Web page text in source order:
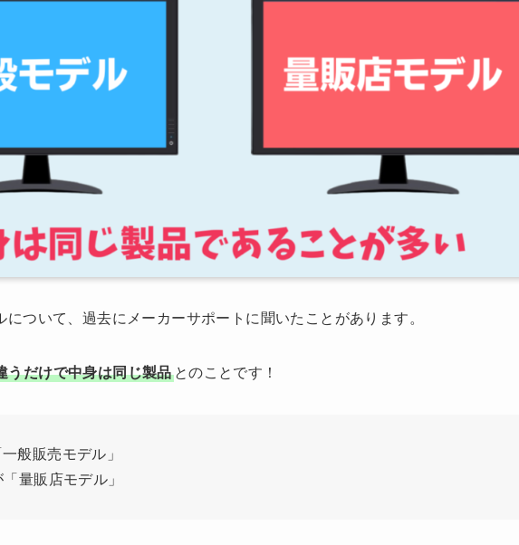
について、過去にメーカーサポートに聞いたことがあります。
うだけで中身は同じ製品とのことです！
般販売モデル」
量販店モデル」